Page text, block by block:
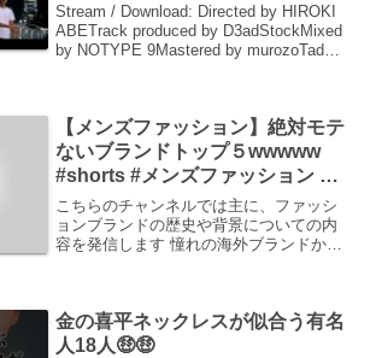
Stream / Download: Directed by HIROKI
ABETrack produced by D3adStockMixed
by NOTYPE 9Mastered by murozoTade
【メンズファッション】絶対モテ
ないブランドトップ５wwwww
#shorts #メンズファッション #
ハイブランド
こちらのチャンネルでは主に、ファッシ
ョンブランドの歴史や背景についての内
容を発信します 憧れの海外ブランドか
いて、多...
金の喜平ネックレスが似合う有名
人18人🤑🤑